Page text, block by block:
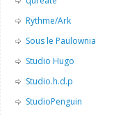
Rythme/Ark
Sous le Paulownia
Studio Hugo
Studio.h.d.p
StudioPenguin